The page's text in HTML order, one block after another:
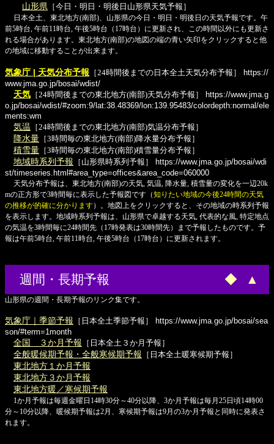
山形県 ［今日・明日・明後日山形県天気予報］
日本全土、東北地方(南部)、山形県の今日・明日・明後日の天気予報です。午
前5時台, 午前11時台, 午後5時台（17時台）に更新され、この時間以外にも更新さ
れる場合があります。東北地方(南部)の地図の端の青い矢印をクリックすると他
の地域に移動することが出来ます。
気象庁 | 天気分布予報 ［24時間後までの日本全土天気分布予報］
https://
www.jma.go.jp/bosai/wdist/
天気 ［24時間後までの東北地方(南部)天気分布予報］
https://www.jma.g
o.jp/bosai/wdist/#zoom:9/lat:38.48369/lon:139.95483/colordepth:normal/ele
ments:wm
気温 ［24時間後までの東北地方(南部)気温分布予報］
降水量 ［3時間毎の東北地方(南部)降水量分布予報］
積雪量 ［3時間毎の東北地方(南部)積雪量分布予報］
地域時系列予報 ［山形県時系列予報］
https://www.jma.go.jp/bosai/wdi
st/timeseries.html#area_type=offices&area_code=060000
天気分布予報は、東北地方(南部)の天気, 気温, 降水量, 積雪量の変化を一辺20k
mの正方形で3時間毎に表示した予報図です（知りたい地域の今後24時間の天気
の推移が的確に分かります）。地図上をクリックすると、その地域の時系列予報
を表示します。地域時系列予報は、山形県で卓越する天気, 代表的な風, 特定地点
の気温を3時間毎に24時間先（17時発表は30時間先）まで予報したものです。予
報は午前5時台, 午前11時台, 午後5時台（17時台）に更新されます。
週間・長期予報 ◆ ▲
山形県の週間・長期予報のリンク集です。
気象庁｜季節予報 ［日本全土季節予報］
https://www.jma.go.jp/bosai/sea
son/#term=1month
全国 ３か月予報 ［日本全土３か月予報］
全般暖候期予報・全般寒候期予報 ［日本全土暖寒候期予報］
東北地方１か月予報
東北地方３か月予報
東北地方暖／寒候期予報
1か月予報は毎週金曜日14時30分～40分以降、3か月予報は毎月25日頃14時00
分～10分以降、暖候期予報は2月、寒候期予報は9月の3か月予報と同時に発表さ
れます。